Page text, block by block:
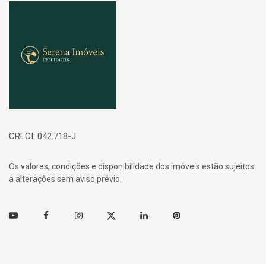
CRECI: 042.718-J
Os valores, condições e disponibilidade dos imóveis estão sujeitos
a alterações sem aviso prévio.
Youtube FacebookInstagramTwitter Linkedin Pinterest